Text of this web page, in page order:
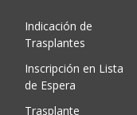
Indicación de
Trasplantes
Inscripción en Lista
de Espera
Trasplante